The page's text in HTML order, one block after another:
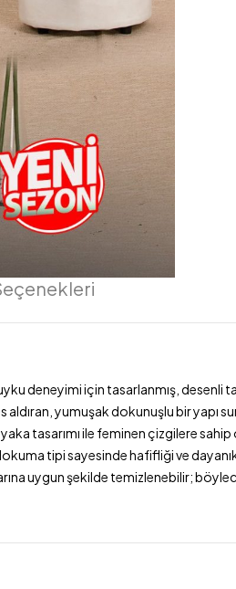
deneyimi için tasarlanmış,
yumuşak dokunuşlu bir yapı
tasarımı ile feminen çizgilere
tipi sayesinde hafifliği ve
uygun şekilde temizlenebilir;